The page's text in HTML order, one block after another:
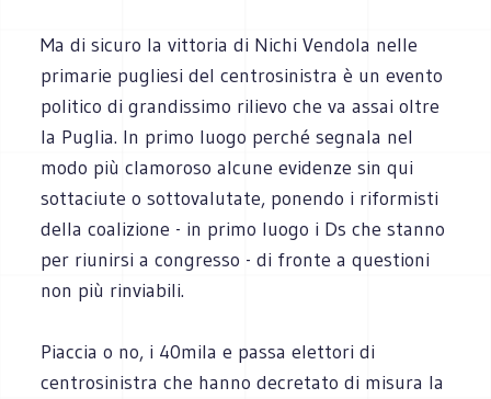
Ma di sicuro la vittoria di Nichi Vendola nelle
primarie pugliesi del centrosinistra è un evento
politico di grandissimo rilievo che va assai oltre
la Puglia. In primo luogo perché segnala nel
modo più clamoroso alcune evidenze sin qui
sottaciute o sottovalutate, ponendo i riformisti
della coalizione - in primo luogo i Ds che stanno
per riunirsi a congresso - di fronte a questioni
non più rinviabili.
Piaccia o no, i 40mila e passa elettori di
centrosinistra che hanno decretato di misura la